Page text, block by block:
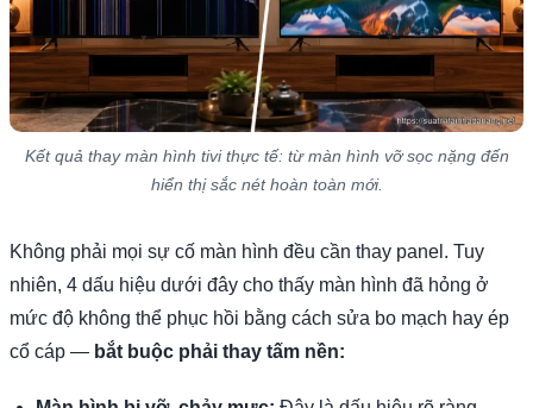
Kết quả thay màn hình tivi thực tế: từ màn hình vỡ sọc nặng đến
hiển thị sắc nét hoàn toàn mới.
Không phải mọi sự cố màn hình đều cần thay panel. Tuy
nhiên, 4 dấu hiệu dưới đây cho thấy màn hình đã hỏng ở
mức độ không thể phục hồi bằng cách sửa bo mạch hay ép
cổ cáp — bắt buộc phải thay tấm nền: